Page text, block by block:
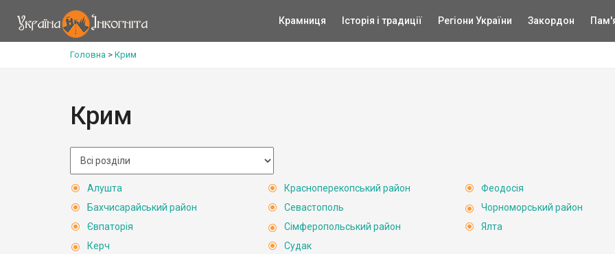
Крамниця Історія і традиції Регіони України Закордон
Головна > Крим
Крим
Алушта
Бахчисарайський район
Євпаторія
Керч
Красноперекопський район
Севастополь
Сімферопольський район
Судак
Феодосія
Чорноморський район
Ялта